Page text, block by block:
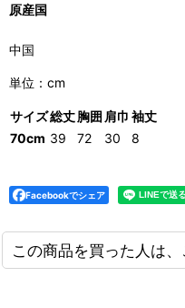
原産国
中国
単位：cm
サイズ総丈胸囲 肩巾 袖丈
70cm 39 72 30 8
Facebookでシェア
この商品を買った人は